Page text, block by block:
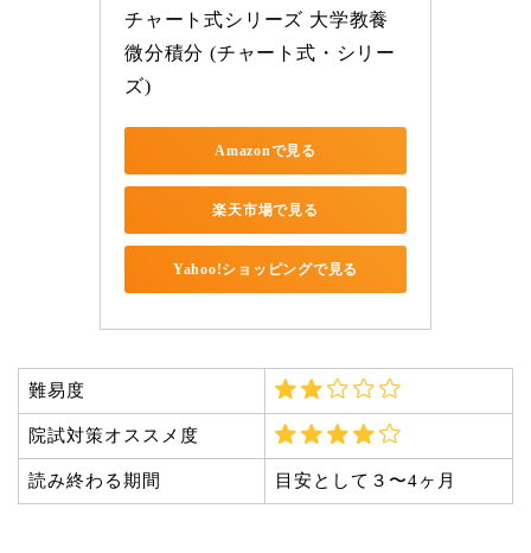
チャート式シリーズ 大学教養
微分積分 (チャート式・シリー
ズ)
Amazonで見る
楽天市場で見る
Yahoo!ショッピングで見る
難易度
院試対策オススメ度
読み終わる期間 目安として３〜4ヶ月